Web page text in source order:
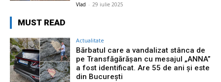
Vlad - 29 iulie 2025
MUST READ
Actualitate
Bărbatul care a vandalizat stânca de
pe Transfăgărășan cu mesajul „ANNA”
a fost identificat. Are 55 de ani și este
din București